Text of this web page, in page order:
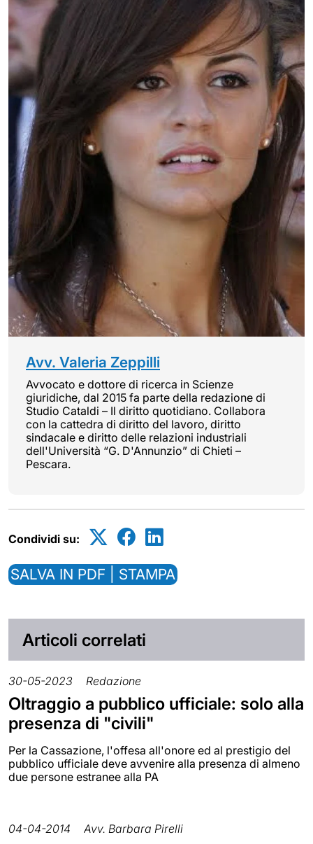
Avv. Valeria Zeppilli
Avvocato e dottore di ricerca in Scienze
giuridiche, dal 2015 fa parte della redazione di
Studio Cataldi – Il diritto quotidiano. Collabora
con la cattedra di diritto del lavoro, diritto
sindacale e diritto delle relazioni industriali
dell'Università “G. D'Annunzio” di Chieti –
Pescara.
Condividi su:
SALVA IN PDF | STAMPA
Articoli correlati
30-05-2023 Redazione
Oltraggio a pubblico ufficiale: solo alla
presenza di "civili"
Per la Cassazione, l'offesa all'onore ed al prestigio del
pubblico ufficiale deve avvenire alla presenza di almeno
due persone estranee alla PA
04-04-2014 Avv. Barbara Pirelli